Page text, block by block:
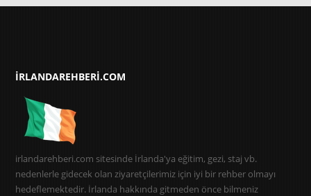
IRLANDAREHBERI.COM
irlandarehberi.com sitesinde İrlanda'ya eğitim, gezi, staj vb.
nedenlerle gidecek olan ziyaretçilerimiz için iyi bir rehber olmayı
hedeflemektedir. İrlanda hakkında gitmeden önce bilmeniz